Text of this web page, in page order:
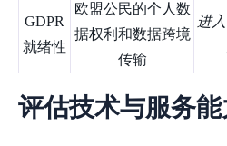
GDPR
就绪性
欧盟公民的个人数
据权利和数据跨境
传输
进
评估技术与服务能